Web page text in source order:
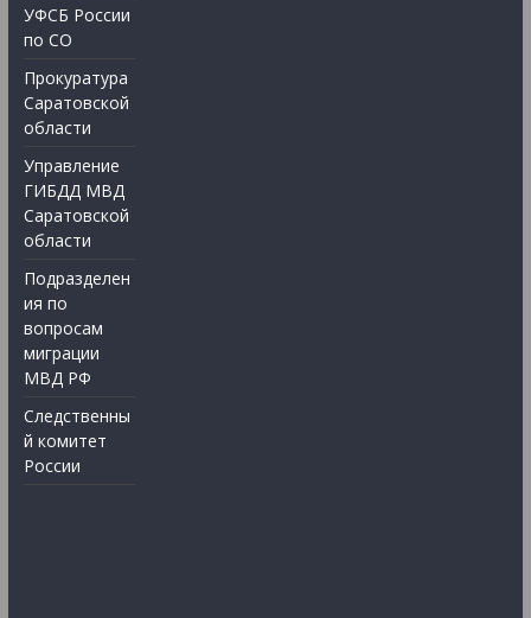
УФСБ России
по СО
Прокуратура
Саратовской
области
Управление
ГИБДД МВД
Саратовской
области
Подразделен
ия по
вопросам
миграции
МВД РФ
Следственны
й комитет
России